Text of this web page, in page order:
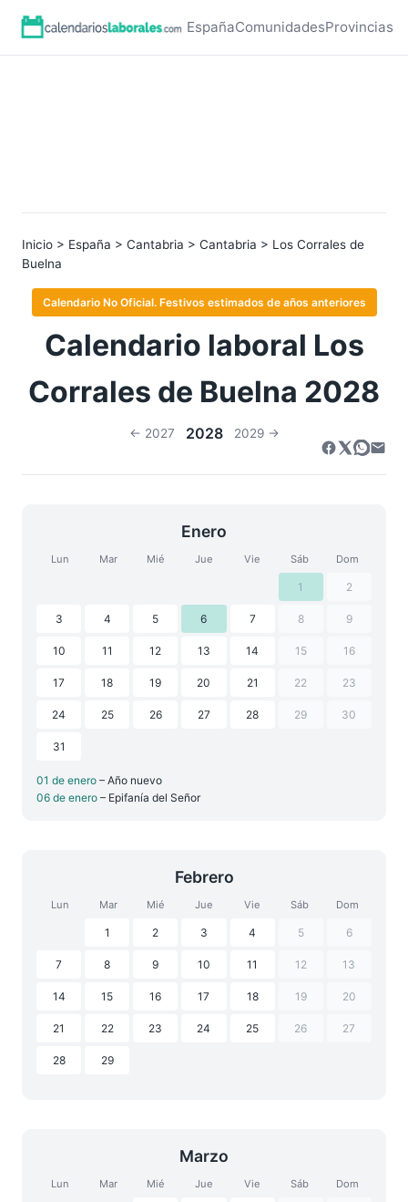
EspañaComunidadesProvincias
Inicio > España > Cantabria > Cantabria > Los Corrales de
Buelna
Calendario No Oficial. Festivos estimados de años anteriores
Calendario laboral Los
Corrales de Buelna 2028
← 2027 2028 2029 →
Enero
Lun Mar Mié Jue Vie Sáb Dom
1 2
3 4 5 6 7 8 9
10 11 12 13 14 15 16
17 18 19 20 21 22 23
24 25 26 27 28 29 30
31
01 de enero – Año nuevo
06 de enero – Epifanía del Señor
Febrero
Lun Mar Mié Jue Vie Sáb Dom
1 2 3 4 5 6
7 8 9 10 11 12 13
14 15 16 17 18 19 20
21 22 23 24 25 26 27
28 29
Marzo
Lun Mar Mié Jue Vie Sáb Dom